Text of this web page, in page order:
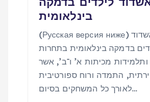
בינלאומית
(Русская версия ниже) ב־5 ביוני נערכה באשדוד
בדמקה בינלאומית בתחרות
מכיתות א’ ו־ב’, אשר
התמדה ורוח ספורטיבית
לאורך כל המשחקים בסיום…